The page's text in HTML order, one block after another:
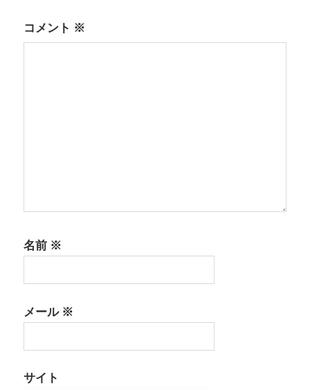
コメント ※
名前 ※
メール※
サイト